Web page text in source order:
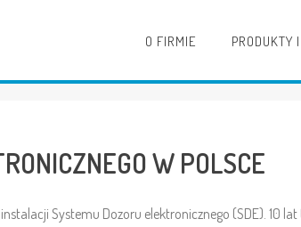
O FIRMIE PRODUKTY
W POLSCE
Systemu Dozoru elektronicznego (SDE). 10